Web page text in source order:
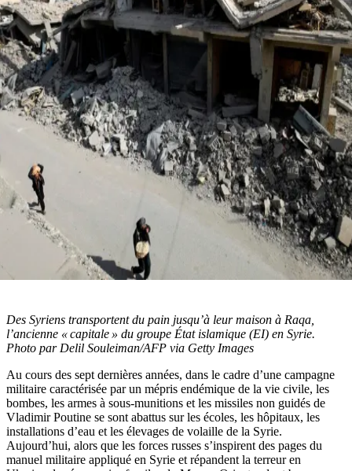
Des Syriens transportent du pain jusqu’à leur maison à Raqa,
l’ancienne « capitale » du groupe État islamique (EI) en Syrie.
Photo par Delil Souleiman/AFP via Getty Images
Au cours des sept dernières années, dans le cadre d’une campagne
militaire caractérisée par un mépris endémique de la vie civile, les
bombes, les armes à sous-munitions et les missiles non guidés de
Vladimir Poutine se sont abattus sur les écoles, les hôpitaux, les
installations d’eau et les élevages de volaille de la Syrie.
Aujourd’hui, alors que les forces russes s’inspirent des pages du
manuel militaire appliqué en Syrie et répandent la terreur en